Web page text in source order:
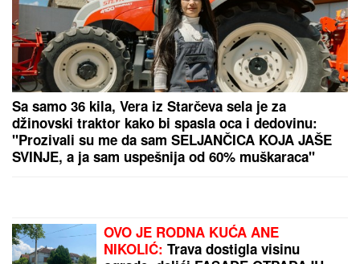
"ZBOG DOKTORKE SAM IZGUBILA POSAO"
Poznata Srpkinja se uništila estetskim zahvatima,
pa vratila prirodan izgled: Sada isplivala stara fotka
POLICAJCI UPALI U KUĆU U
SMEDEREVU, PA OSTALI U ŠOKU